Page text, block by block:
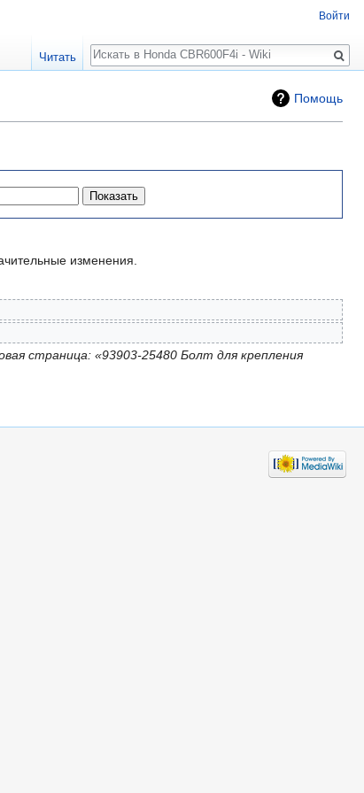
Помощь
изменения.
страница: «93903-25480 Болт для крепления
Войти
Читать
Поиск